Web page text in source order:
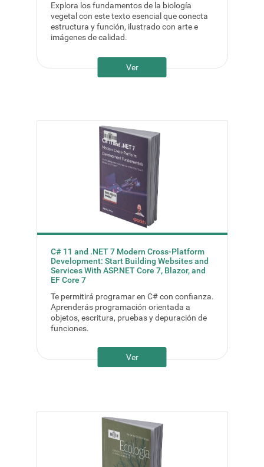
Explora los fundamentos de la biología
vegetal con este texto esencial que conecta
estructura y función, ilustrado con arte e
imágenes de calidad.
Ver
C# 11 and .NET 7 Modern Cross-Platform
Development: Start Building Websites and
Services With ASP.NET Core 7, Blazor, and
EF Core 7
Te permitirá programar en C# con confianza.
Aprenderás programación orientada a
objetos, escritura, pruebas y depuración de
funciones.
Ver